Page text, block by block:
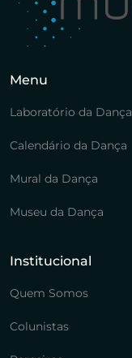
Menu
Laboratório da Dança
Calendário da Dança
Mural da Dança
Museu da Dança
Institucional
Quem Somos
Colunistas